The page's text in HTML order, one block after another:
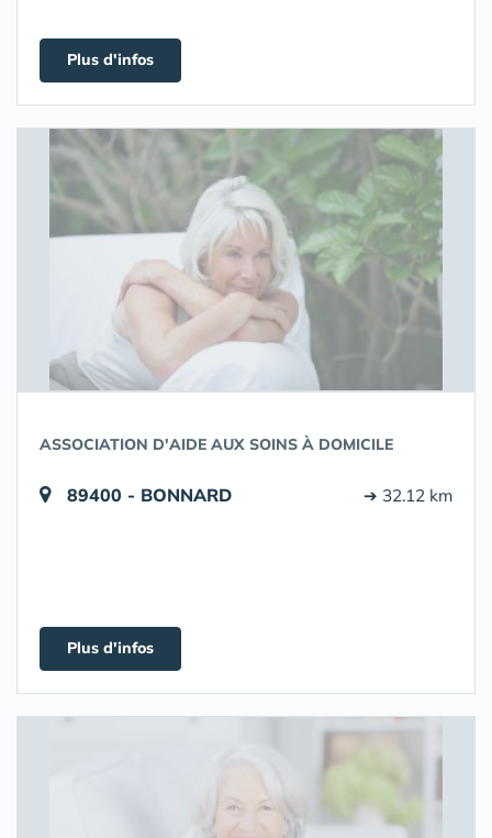
Plus d'infos
ASSOCIATION D'AIDE AUX SOINS À DOMICILE
89400 - BONNARD ➔ 32.12 km
Plus d'infos